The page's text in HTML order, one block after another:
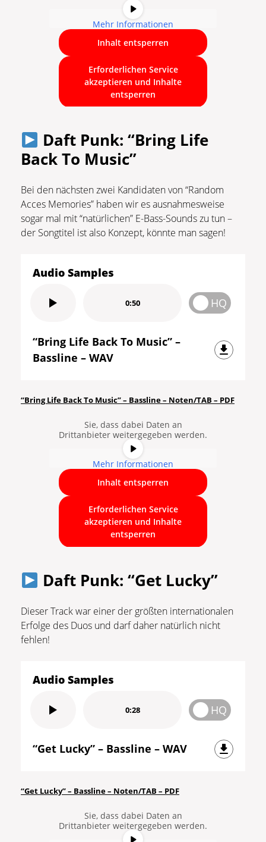
Mehr Informationen
Inhalt entsperren
Erforderlichen Service
akzeptieren und Inhalte
entsperren
Daft Punk: “Bring Life
Back To Music”
Bei den nächsten zwei Kandidaten von “Random
Acces Memories” haben wir es ausnahmesweise
sogar mal mit “natürlichen” E-Bass-Sounds zu tun –
der Songtitel ist also Konzept, könnte man sagen!
Audio Samples
0:50 HQ
“Bring Life Back To Music” –
Bassline – WAV
“Bring Life Back To Music” – Bassline – Noten/TAB – PDF
auf den eigentlichen Inhalt
zuzugreifen, klicken Sie auf die
Sie, dass dabei Daten an
Drittanbieter weitergegeben werden.
Mehr Informationen
Inhalt entsperren
Erforderlichen Service
akzeptieren und Inhalte
entsperren
Daft Punk: “Get Lucky”
Dieser Track war einer der größten internationalen
Erfolge des Duos und darf daher natürlich nicht
fehlen!
Audio Samples
0:28 HQ
“Get Lucky” – Bassline – WAV
“Get Lucky” – Bassline – Noten/TAB – PDF
auf den eigentlichen Inhalt
zuzugreifen, klicken Sie auf die
Sie, dass dabei Daten an
Drittanbieter weitergegeben werden.